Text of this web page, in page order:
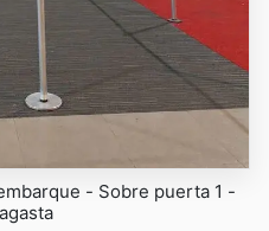
- Sobre puerta 1 -